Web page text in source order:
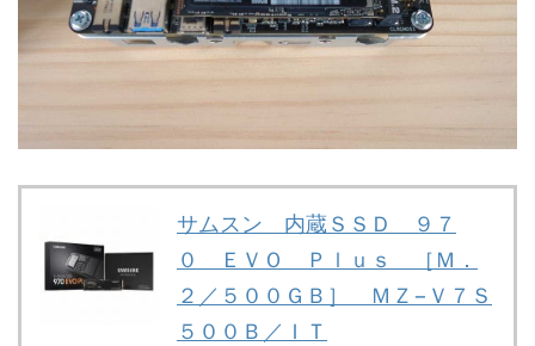
サムスン 内蔵ＳＳＤ ９７
０ ＥＶＯ Ｐｌｕｓ ［Ｍ．
２／５００ＧＢ］ ＭＺ−Ｖ７Ｓ
５００Ｂ／ＩＴ